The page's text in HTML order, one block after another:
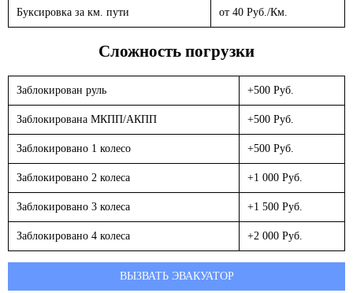
Буксировка за км. пути от 40 Руб./Км.
Сложность погрузки
Заблокирован руль +500 Руб.
Заблокирована МКПП/АКПП +500 Руб.
Заблокировано 1 колесо +500 Руб.
Заблокировано 2 колеса +1 000 Руб.
Заблокировано 3 колеса +1 500 Руб.
Заблокировано 4 колеса +2 000 Руб.
ВЫЗВАТЬ ЭВАКУАТОР